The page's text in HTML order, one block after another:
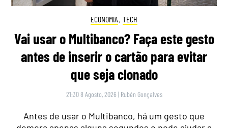
ECONOMIA , TECH
Vai usar o Multibanco? Faça este gesto
antes de inserir o cartão para evitar
que seja clonado
21:30 8 Agosto, 2026 | Rubén Gonçalves
Antes de usar o Multibanco, há um gesto que